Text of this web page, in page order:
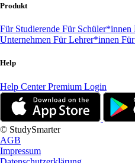
Produkt
Für Studierende Für Schüler*innen
Unternehmen Für Lehrer*innen
Help
Help CenterPremium Login
© StudySmarter
AGB
Impressum